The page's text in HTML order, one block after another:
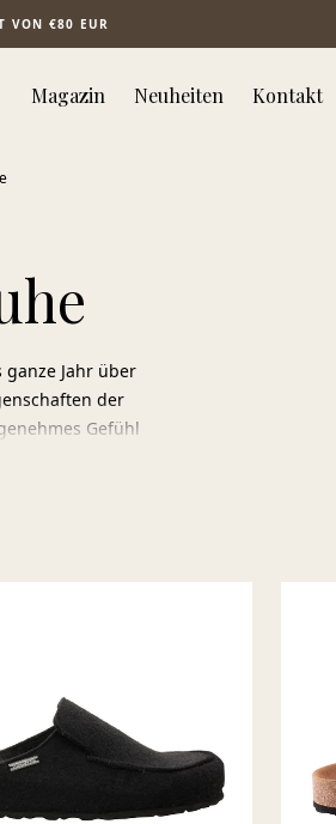
VON €80 EUR
Magazin Neuheiten Kontakt
ganze Jahr über
der
Gefühl
Modelle aus